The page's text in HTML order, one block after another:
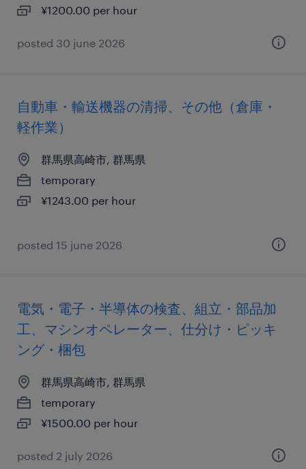
¥1200.00 per hour
posted 30 june 2026
自動車・輸送機器の清掃、その他（倉庫・
軽作業）
群馬県高崎市, 群馬県
temporary
¥1243.00 per hour
posted 15 june 2026
電気・電子・半導体の検査、組立・部品加
工、マシンオペレーター、仕分け・ピッキ
ング・梱包
群馬県高崎市, 群馬県
temporary
¥1500.00 per hour
posted 2 july 2026